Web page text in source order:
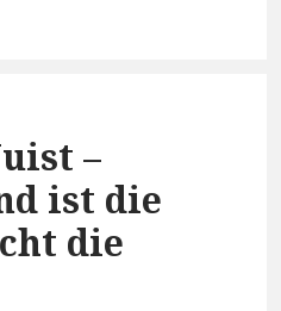
–
ist die
die